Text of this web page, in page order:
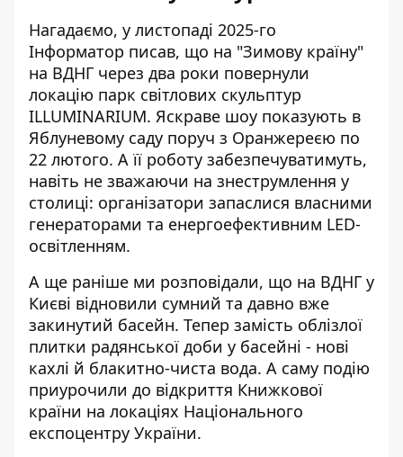
Нагадаємо, у листопаді 2025-го
Інформатор писав, що на "Зимову країну"
на ВДНГ через два роки повернули
локацію парк світлових скульптур
ILLUMINARIUM. Яскраве шоу показують в
Яблуневому саду поруч з Оранжереєю по
22 лютого. А її роботу забезпечуватимуть,
навіть не зважаючи на знеструмлення у
столиці: організатори запаслися власними
генераторами та енергоефективним LED-
освітленням.
А ще раніше ми розповідали, що на ВДНГ у
Києві відновили сумний та давно вже
закинутий басейн. Тепер замість облізлої
плитки радянської доби у басейні - нові
кахлі й блакитно-чиста вода. А саму подію
приурочили до відкриття Книжкової
країни на локаціях Національного
експоцентру України.